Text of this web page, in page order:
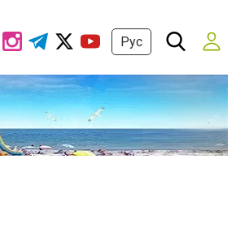
Рус